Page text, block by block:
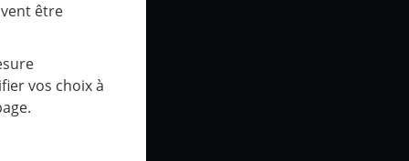
être
vos choix à